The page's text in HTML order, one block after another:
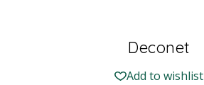
Deconet
Add to wishlist